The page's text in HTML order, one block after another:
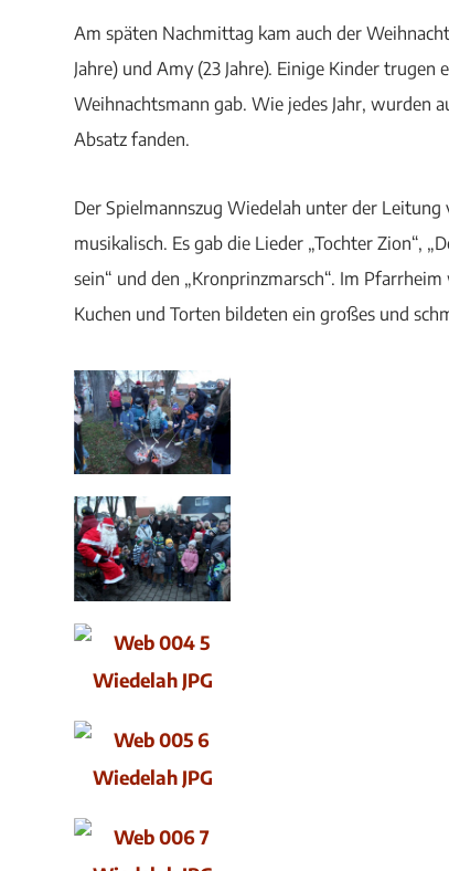
Am späten Nachmittag kam auch der
Jahre) und Amy (23 Jahre). Einige Kinder
Weihnachtsmann gab. Wie jedes Jahr, wurden
Absatz fanden.
Der Spielmannszug Wiedelah unter der
musikalisch. Es gab die Lieder „Tochter Zion“,
sein“ und den „Kronprinzmarsch“. Im
Kuchen und Torten bildeten ein großes und